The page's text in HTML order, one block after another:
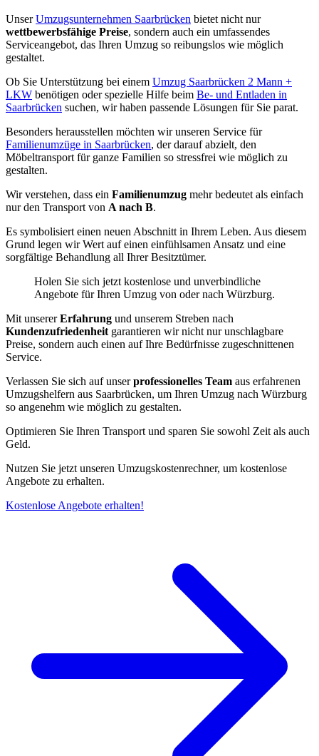
UnserUmzugsunternehmen Saarbrücken bietet nicht nur
wettbewerbsfähige Preise, sondern auch ein umfassendes
Serviceangebot, das Ihren Umzug so reibungslos wie möglich
gestaltet.
Ob Sie Unterstützung bei einem Umzug Saarbrücken 2 Mann +
LKW benötigen oder spezielle Hilfe beim Be- und Entladen in
Saarbrücken suchen, wir haben passende Lösungen für Sie parat.
Besonders herausstellen möchten wir unseren Service für
Familienumzüge in Saarbrücken, der darauf abzielt, den
Möbeltransport für ganze Familien so stressfrei wie möglich zu
gestalten.
Wir verstehen, dass ein Familienumzug mehr bedeutet als einfach
nur den Transport von A nach B.
Es symbolisiert einen neuen Abschnitt in Ihrem Leben. Aus diesem
Grund legen wir Wert auf einen einfühlsamen Ansatz und eine
sorgfältige Behandlung all Ihrer Besitztümer.
Holen Sie sich jetzt kostenlose und unverbindliche
Angebote für Ihren Umzug von oder nach Würzburg.
Mit unsererErfahrung und unserem Streben nach
Kundenzufriedenheit garantieren wir nicht nur unschlagbare
Preise, sondern auch einen auf Ihre Bedürfnisse zugeschnittenen
Service.
Verlassen Sie sich auf unserprofessionelles Team aus erfahrenen
Umzugshelfern aus Saarbrücken, um Ihren Umzug nach Würzburg
so angenehm wie möglich zu gestalten.
Optimieren Sie Ihren Transport und sparen Sie sowohl Zeit als auch
Geld.
Nutzen Sie jetzt unseren Umzugskostenrechner, um kostenlose
Angebote zu erhalten.
Kostenlose Angebote erhalten!